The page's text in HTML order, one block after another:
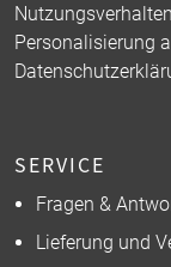
Personalisierung
SERVICE
Fragen &
Lieferung und